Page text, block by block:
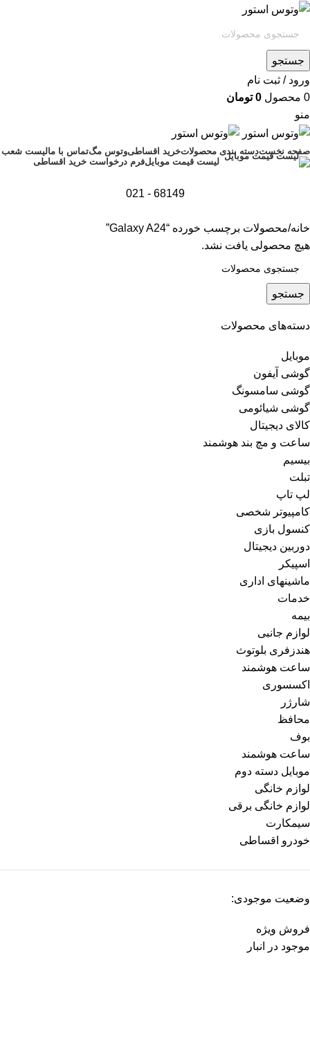
جستجو
ورود / ثبت نام
0 محصول 0 تومان
منو
صفحه نخستدسته بندی محصولاتخرید اقساطیوتوس مگتماس با مالیست شعب
لیست قیمت موبایلفرم درخواست خرید اقساطی
68149 - 021
دسته‌های محصولات
موبایل
گوشی آیفون
گوشی سامسونگ
گوشی شیائومی
کالای دیجیتال
ساعت و مچ بند هوشمند
بیسیم
تبلت
لپ تاپ
کامپیوتر شخصی
کنسول بازی
دوربین دیجیتال
اسپیکر
ماشینهای اداری
خدمات
بیمه
لوازم جانبی
هندزفری بلوتوث
ساعت هوشمند
اکسسوری
شارژر
محافظ
بوف
ساعت هوشمند
موبایل دسته دوم
لوازم خانگی
لوازم خانگی برقی
سیمکارت
خودرو اقساطی
وضعیت موجودی:
فروش ویژه
موجود در انبار
خانه محصولات برچسب خورده “Galaxy A24”
هیچ محصولی یافت نشد.
جستجو